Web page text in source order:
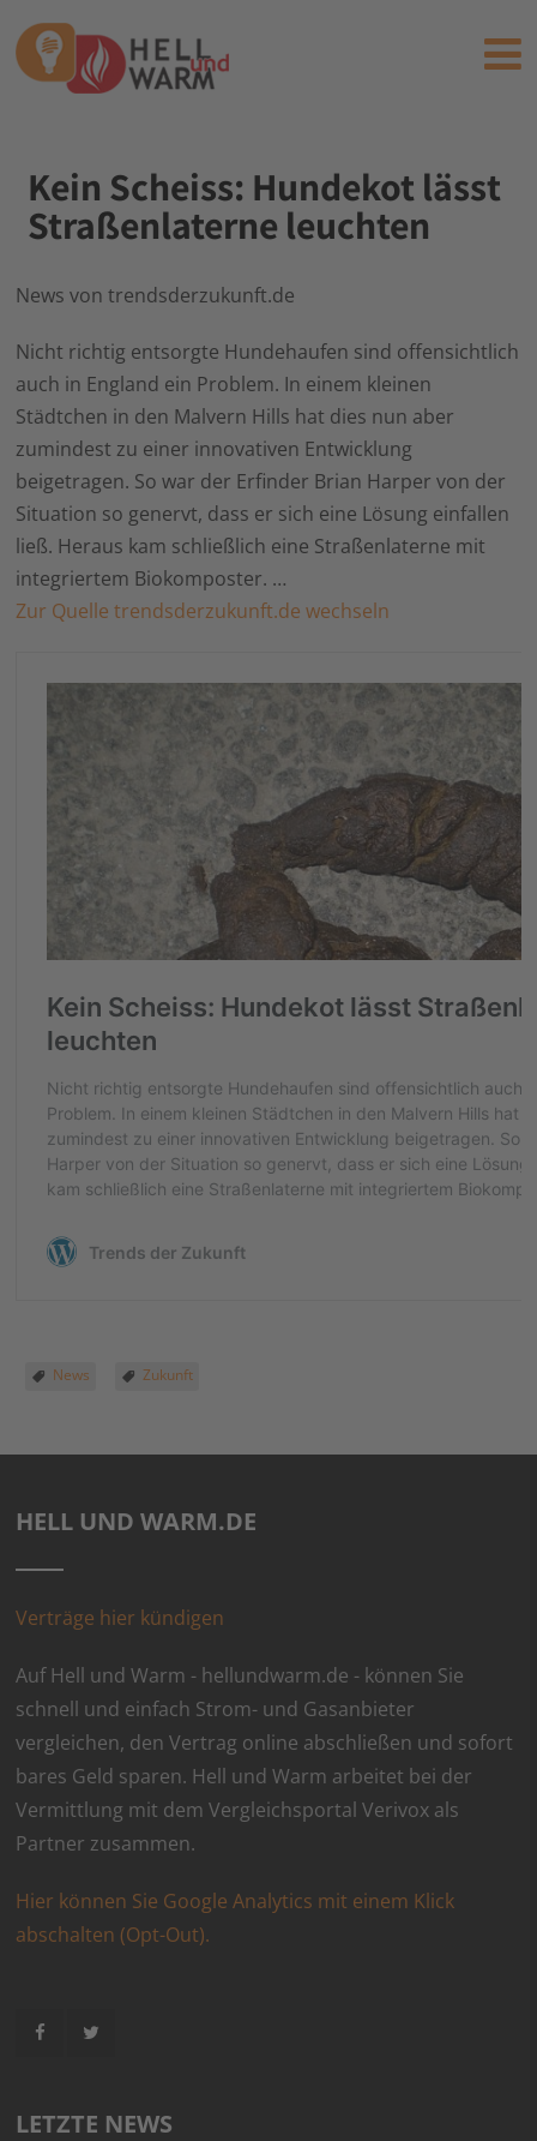
Kein Scheiss: Hundekot lässt
Straßenlaterne leuchten
News von trendsderzukunft.de
Nicht richtig entsorgte Hundehaufen sind offensichtlich
auch in England ein Problem. In einem kleinen
Städtchen in den Malvern Hills hat dies nun aber
zumindest zu einer innovativen Entwicklung
beigetragen. So war der Erfinder Brian Harper von der
Situation so genervt, dass er sich eine Lösung einfallen
ließ. Heraus kam schließlich eine Straßenlaterne mit
integriertem Biokomposter. …
Zur Quelle trendsderzukunft.de wechseln
News Zukunft
HELL UND WARM.DE
Verträge hier kündigen
Auf Hell und Warm - hellundwarm.de - können Sie
schnell und einfach Strom- und Gasanbieter
vergleichen, den Vertrag online abschließen und sofort
bares Geld sparen. Hell und Warm arbeitet bei der
Vermittlung mit dem Vergleichsportal Verivox als
Partner zusammen.
Hier können Sie Google Analytics mit einem Klick
abschalten (Opt-Out).
LETZTE NEWS